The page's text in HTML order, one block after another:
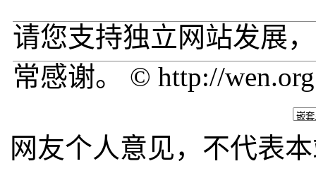
请您支持独立网站发展
常感谢。 © http://
网友个人意见，不代表